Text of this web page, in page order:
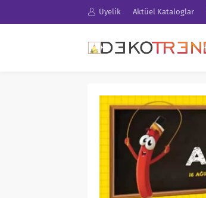
Üyelik Aktüel Kataloglar